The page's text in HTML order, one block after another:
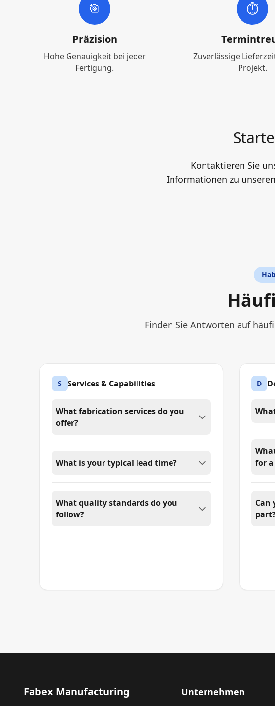
🎯
Präzision
Hohe Genauigkeit bei jeder
Fertigung.
⏱️
Zuverlässige
Projekt.
Kontaktieren Sie
Informationen zu
Finden Sie Antworten auf
S Services & Capabilities
What fabrication services do you
offer?
What is your typical lead time?
What quality standards do you
follow?
D
for
Can
Fabex Manufacturing Unternehmen